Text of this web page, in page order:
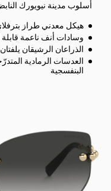
أسلوب مدينة نيويورك
هيكل معدني طراز
وسادات أنف ناعمة قابلة
الذراعان الرشيقان
العدسات الرمادية
البنفسجية